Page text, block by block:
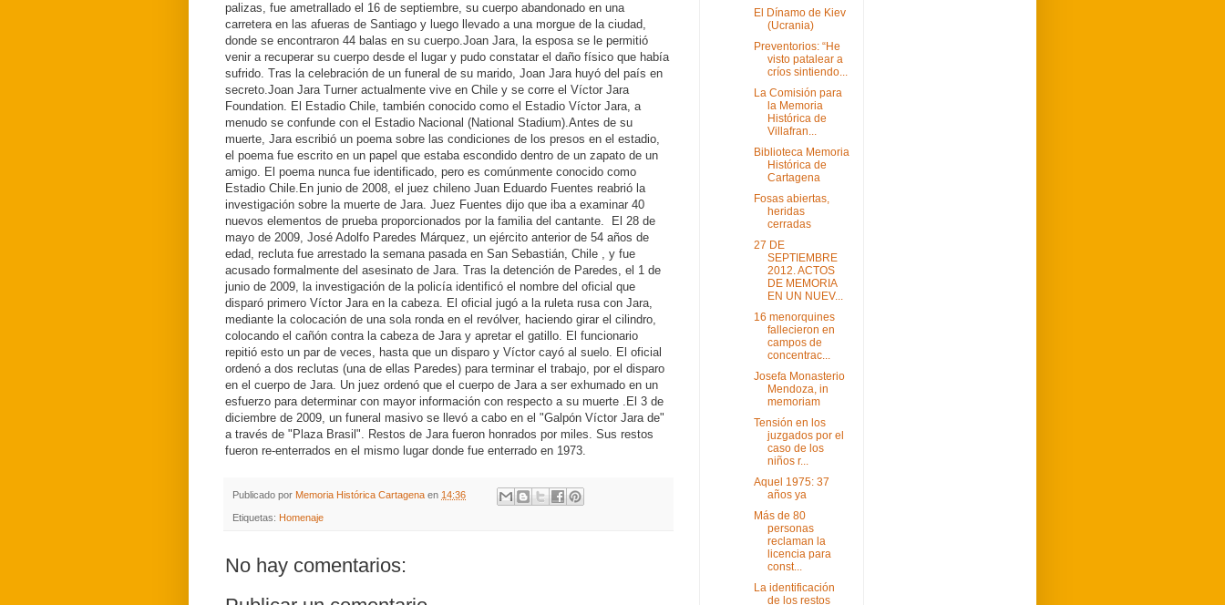
palizas, fue ametrallado el 16 de septiembre, su cuerpo abandonado en una
carretera en las afueras de Santiago y luego llevado a una morgue de la ciudad,
donde se encontraron 44 balas en su cuerpo.Joan Jara, la esposa se le permitió
venir a recuperar su cuerpo desde el lugar y pudo constatar el daño físico que había
sufrido. Tras la celebración de un funeral de su marido, Joan Jara huyó del país en
secreto.Joan Jara Turner actualmente vive en Chile y se corre el Víctor Jara
Foundation. El Estadio Chile, también conocido como el Estadio Víctor Jara, a
menudo se confunde con el Estadio Nacional (National Stadium).Antes de su
muerte, Jara escribió un poema sobre las condiciones de los presos en el estadio,
el poema fue escrito en un papel que estaba escondido dentro de un zapato de un
amigo. El poema nunca fue identificado, pero es comúnmente conocido como
Estadio Chile. En junio de 2008, el juez chileno Juan Eduardo Fuentes reabrió la
investigación sobre la muerte de Jara. Juez Fuentes dijo que iba a examinar 40
nuevos elementos de prueba proporcionados por la familia del cantante. El 28 de
mayo de 2009, José Adolfo Paredes Márquez, un ejército anterior de 54 años de
edad, recluta fue arrestado la semana pasada en San Sebastián, Chile , y fue
acusado formalmente del asesinato de Jara. Tras la detención de Paredes, el 1 de
junio de 2009, la investigación de la policía identificó el nombre del oficial que
disparó primero Víctor Jara en la cabeza. El oficial jugó a la ruleta rusa con Jara,
mediante la colocación de una sola ronda en el revólver, haciendo girar el cilindro,
colocando el cañón contra la cabeza de Jara y apretar el gatillo. El funcionario
repitió esto un par de veces, hasta que un disparo y Víctor cayó al suelo. El oficial
ordenó a dos reclutas (una de ellas Paredes) para terminar el trabajo, por el disparo
en el cuerpo de Jara. Un juez ordenó que el cuerpo de Jara a ser exhumado en un
esfuerzo para determinar con mayor información con respecto a su muerte . El 3 de
diciembre de 2009, un funeral masivo se llevó a cabo en el "Galpón Víctor Jara de"
a través de "Plaza Brasil". Restos de Jara fueron honrados por miles. Sus restos
fueron re-enterrados en el mismo lugar donde fue enterrado en 1973.
Publicado por Memoria Histórica Cartagena en 14:36
Etiquetas: Homenaje
No hay comentarios:
El Dínamo de Kiev
(Ucrania)
Preventorios: “He
visto patalear a
críos sintiendo...
La Comisión para
la Memoria
Histórica de
Villafran...
Biblioteca Memoria
Histórica de
Cartagena
Fosas abiertas,
heridas
cerradas
27 DE
SEPTIEMBRE
2012. ACTOS
DE MEMORIA
EN UN NUEV...
16 menorquines
fallecieron en
campos de
concentrac...
Josefa Monasterio
Mendoza, in
memoriam
Tensión en los
juzgados por el
caso de los
niños r...
Aquel 1975: 37
años ya
Más de 80
personas
reclaman la
licencia para
const...
La identificación
de los restos